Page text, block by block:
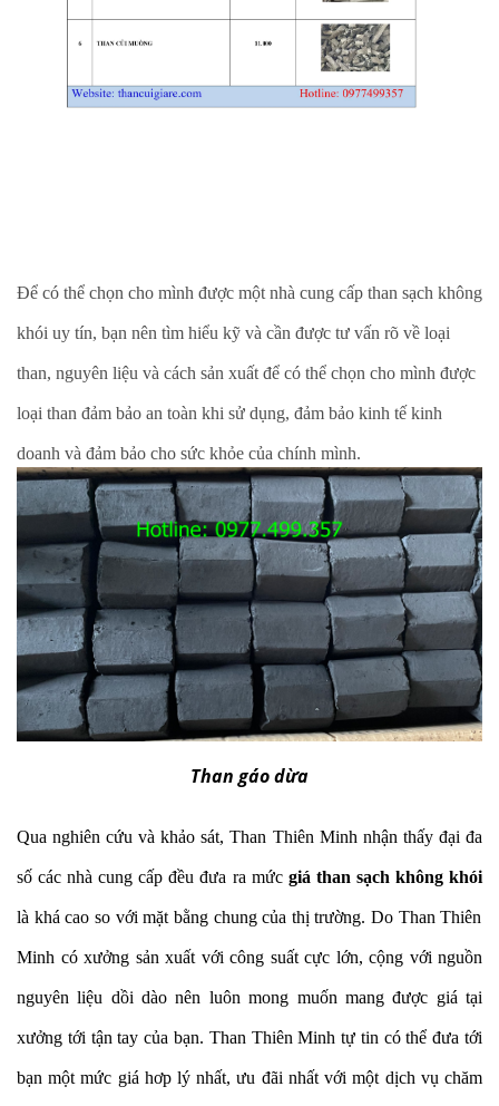
Để có thể chọn cho mình được một nhà cung cấp than sạch không
khói uy tín, bạn nên tìm hiểu kỹ và cần được tư vấn rõ về loại
than, nguyên liệu và cách sản xuất để có thể chọn cho mình được
loại than đảm bảo an toàn khi sử dụng, đảm bảo kinh tế kinh
doanh và đảm bảo cho sức khỏe của chính mình.
Than gáo dừa
Qua nghiên cứu và khảo sát, Than Thiên Minh nhận thấy đại đa
số các nhà cung cấp đều đưa ra mức giá than sạch không khói
là khá cao so với mặt bằng chung của thị trường. Do Than Thiên
Minh có xưởng sản xuất với công suất cực lớn, cộng với nguồn
nguyên liệu dồi dào nên luôn mong muốn mang được giá tại
xưởng tới tận tay của bạn. Than Thiên Minh tự tin có thể đưa tới
bạn một mức giá hơp lý nhất, ưu đãi nhất với một dịch vụ chăm